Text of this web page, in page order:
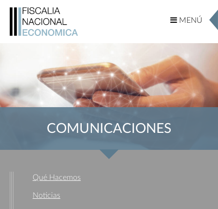
MENÚ
MENÚ
COMUNICACIONES
Qué Hacemos
Noticias